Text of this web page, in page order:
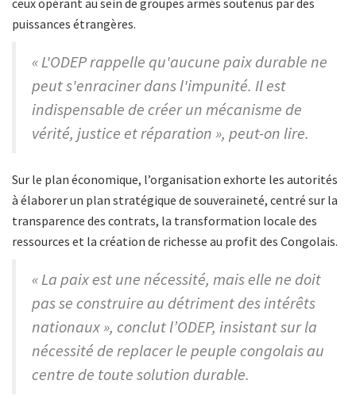
ceux opérant au sein de groupes armés soutenus par des
puissances étrangères.
« L'ODEP rappelle qu'aucune paix durable ne
peut s'enraciner dans l'impunité. Il est
indispensable de créer un mécanisme de
vérité, justice et réparation », peut-on lire.
Sur le plan économique, l’organisation exhorte les autorités
à élaborer un plan stratégique de souveraineté, centré sur la
transparence des contrats, la transformation locale des
ressources et la création de richesse au profit des Congolais.
« La paix est une nécessité, mais elle ne doit
pas se construire au détriment des intérêts
nationaux », conclut l’ODEP, insistant sur la
nécessité de replacer le peuple congolais au
centre de toute solution durable.